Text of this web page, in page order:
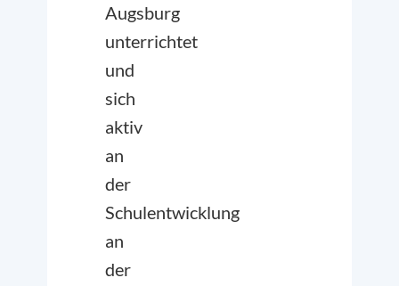
Augsburg
unterrichtet
und
sich
aktiv
an
der
Schulentwicklung
an
der